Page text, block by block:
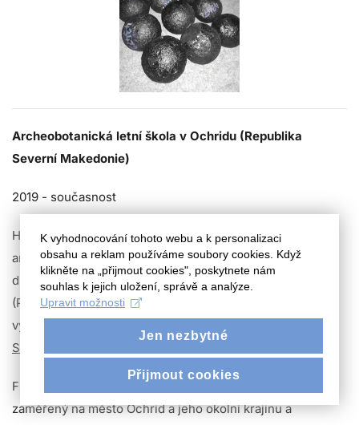
Archeobotanická letní škola v Ochridu (Republika
Severní Makedonie)
2019 - současnost
Hlavním smyslem této letní školy je spojení přírodovědy s
archeologií, speciálně v oboru archeobotaniky. V tomto
duchu jsou studenti botaniky a archeologie obou fakult
(PřF a FF JČU) trénovaní přímo v rámci několika
výzkumných projektů, v tomto případě v rámci
Studies
Frontier Studies je mezinárodní výzkumný projekt,
zaměřený na město Ochrid a jeho okolní krajinu a
K vyhodnocování tohoto webu a k personalizaci
obsahu a reklam používáme soubory cookies. Když
klikněte na „přijmout cookies", poskytnete nám
souhlas k jejich uložení, správě a analýze.
Upravit možnosti
Jen nezbytné
Přijmout cookies